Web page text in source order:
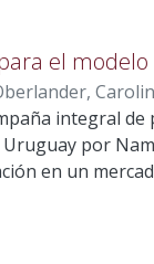
el
Marie France
integral
por
en un
vehículos, de
los pasajeros